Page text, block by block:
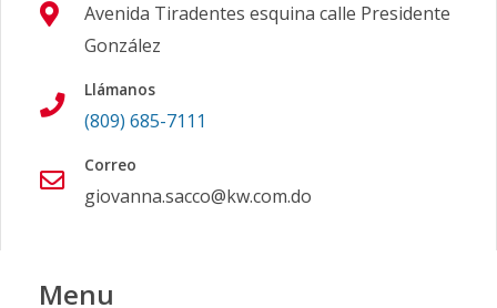
Avenida Tiradentes esquina calle Presidente
González
Llámanos
(809) 685-7111
Correo
giovanna.sacco@kw.com.do
Menu